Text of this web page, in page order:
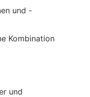
und -
Kombination
und